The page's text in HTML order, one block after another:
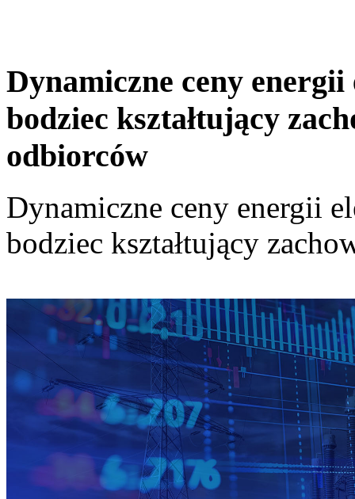
Dynamiczne ceny
bodziec kształtujący
odbiorców
Dynamiczne ceny energii
bodziec kształtujący